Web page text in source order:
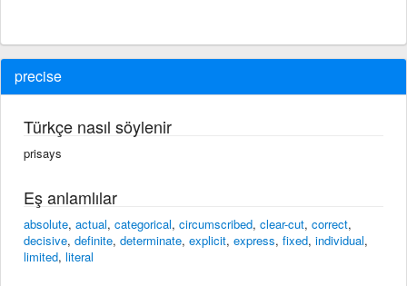
precise
Türkçe nasıl söylenir
prisays
Eş anlamlılar
absolute, actual, categorical, circumscribed, clear-cut, correct,
decisive, definite, determinate, explicit, express, fixed, individual,
limited, literal